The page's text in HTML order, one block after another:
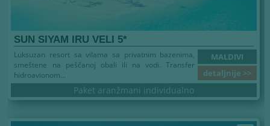
SUN SIYAM IRU VELI 5*
MALDIVI
detaljnije >>
Luksuzan resort sa vilama sa privatnim bazenima,
smeštene na peščanoj obali ili na vodi. Transfer
hidroavionom...
Paket aranžmani individualno